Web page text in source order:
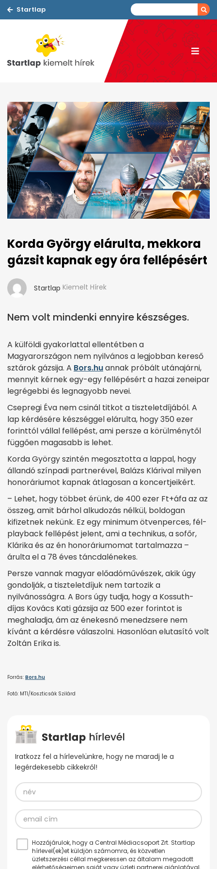
Startlap
Korda György elárulta, mekkora
gázsit kapnak egy óra fellépésért
Startlap Kiemelt Hírek
Nem volt mindenki ennyire készséges.
A külföldi gyakorlattal ellentétben a
Magyarországon nem nyilvános a legjobban kereső
sztárok gázsija. A Bors.huannak próbált utánajárni,
mennyit kérnek egy-egy fellépésért a hazai zeneipar
legrégebbi és legnagyobb nevei.
Csepregi Éva nem csinál titkot a tiszteletdíjából. A
lap kérdésére készséggel elárulta, hogy 350 ezer
forinttól vállal fellépést, ami persze a körülménytől
függően magasabb is lehet.
Korda György szintén megosztotta a lappal, hogy
állandó színpadi partnerével, Balázs Klárival milyen
honoráriumot kapnak átlagosan a koncertjeikért.
– Lehet, hogy többet érünk, de 400 ezer Ft+áfa az az
összeg, amit bárhol alkudozás nélkül, boldogan
kifizetnek nekünk. Ez egy minimum ötvenperces, fél-
playback fellépést jelent, ami a technikus, a sofőr,
Klárika és az én honoráriumomat tartalmazza –
árulta el a 78 éves táncdalénekes.
Persze vannak magyar előadóművészek, akik úgy
gondolják, a tiszteletdíjuk nem tartozik a
nyilvánosságra. A Bors úgy tudja, hogy a Kossuth-
díjas Kovács Kati gázsija az 500 ezer forintot is
meghaladja, ám az énekesnő menedzsere nem
kívánt a kérdésre válaszolni. Ha­sonlóan elutasító volt
Zoltán Erika is.
Forrás: Bors.hu
Fotó: MTI/Koszticsák Szilárd
Iratkozz fel a hírlevelünkre, hogy ne maradj le a
legérdekesebb cikkekről!
Hozzájárulok, hogy a Central Médiacsoport Zrt. Startlap
hírlevel(ek)et küldjön számomra, és közvetlen
üzletszerzési céllal megkeressen az általam megadott
elérhetőségeimen saját vagy üzleti partnerei ajánlatával.